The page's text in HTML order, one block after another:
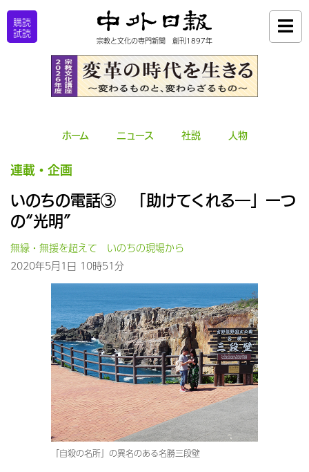
購読
試読
宗教と文化の専門新聞 創刊1897年
ホーム ニュース 社説 人物
連載・企画
いのちの電話③ 「助けてくれる―」一つ
の“光明”
無縁・無援を超えて いのちの現場から
2020年5月1日 10時51分
「自殺の名所」の異名のある名勝三段壁